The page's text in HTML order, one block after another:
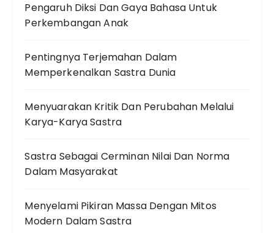
Pengaruh Diksi Dan Gaya Bahasa Untuk
Perkembangan Anak
Pentingnya Terjemahan Dalam
Memperkenalkan Sastra Dunia
Menyuarakan Kritik Dan Perubahan Melalui
Karya-Karya Sastra
Sastra Sebagai Cerminan Nilai Dan Norma
Dalam Masyarakat
Menyelami Pikiran Massa Dengan Mitos
Modern Dalam Sastra